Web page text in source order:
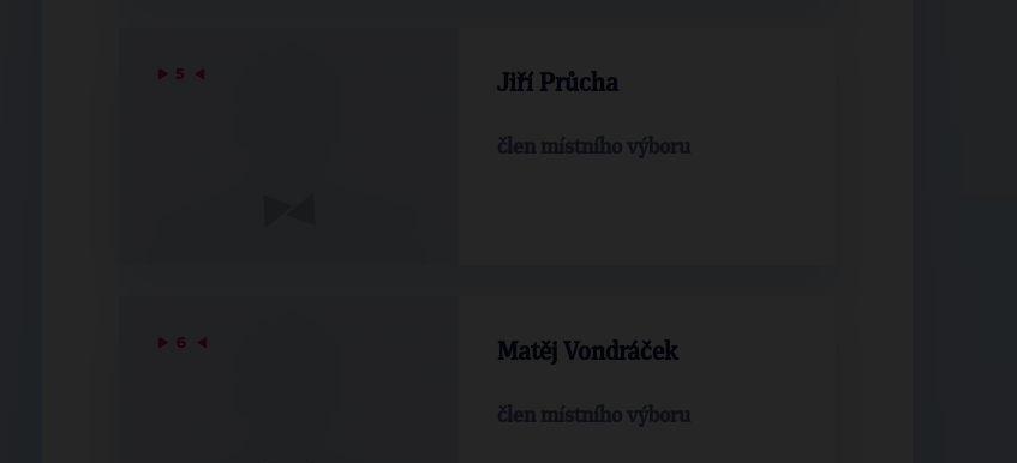
▶ 5 ◀ Jiří Průcha
člen místního výboru
▶ 6 ◀ Matěj Vondráček
člen místního výboru